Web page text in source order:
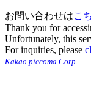
お問い合わせはこ
Thank you for
Unfortunately, this
For inquiries, please
Kakao piccoma Corp.